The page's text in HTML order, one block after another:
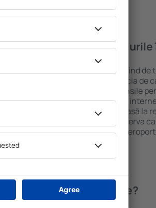
de facilităţi oferă hotelurile
proprietăţilor în Swanage depind de
de stele. Oaspeții pot beneficia de
balcon, aer condiționat, ustensile
şi a cafelei, prosoape și acces la
parcare gratuită, pot comanda o masă la
un hotel cu piscină. În plus, pot rezerva
care oferă transport de la
cazarea în Swanage?